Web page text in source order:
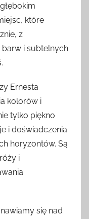
które
z
i subtelnych
Ernesta
kolorów i
tylko piękno
i doświadczenia
horyzontów. Są
i
się nad